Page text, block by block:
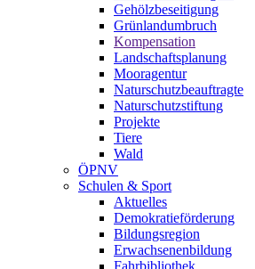
Gehölzbeseitigung
Grünlandumbruch
Kompensation
Landschaftsplanung
Mooragentur
Naturschutzbeauftragte
Naturschutzstiftung
Projekte
Tiere
Wald
ÖPNV
Schulen & Sport
Aktuelles
Demokratieförderung
Bildungsregion
Erwachsenenbildung
Fahrbibliothek